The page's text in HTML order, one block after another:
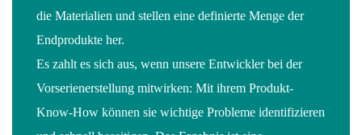
die Materialien und stellen eine definierte Menge der
Endprodukte her.
Es zahlt es sich aus, wenn unsere Entwickler bei der
Vorserienerstellung mitwirken: Mit ihrem Produkt-
Know-How können sie wichtige Probleme identifizieren